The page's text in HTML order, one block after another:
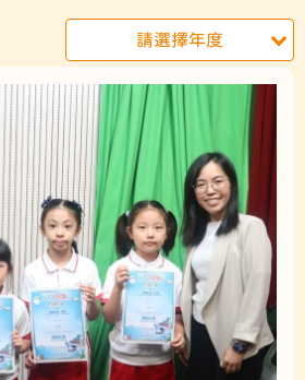
請選擇年度